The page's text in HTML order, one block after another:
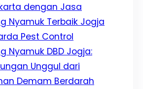
dengan Jasa
Nyamuk Terbaik Jogja
Pest Control
Nyamuk DBD Jogja:
Unggul dari
Demam Berdarah